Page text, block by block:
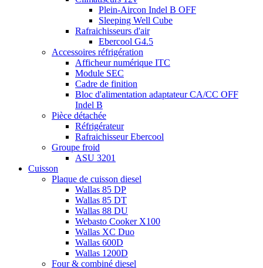
Plein-Aircon Indel B OFF
Sleeping Well Cube
Rafraichisseurs d'air
Ebercool G4.5
Accessoires réfrigération
Afficheur numérique ITC
Module SEC
Cadre de finition
Bloc d'alimentation adaptateur CA/CC OFF
Indel B
Pièce détachée
Réfrigérateur
Rafraichisseur Ebercool
Groupe froid
ASU 3201
Cuisson
Plaque de cuisson diesel
Wallas 85 DP
Wallas 85 DT
Wallas 88 DU
Webasto Cooker X100
Wallas XC Duo
Wallas 600D
Wallas 1200D
Four & combiné diesel